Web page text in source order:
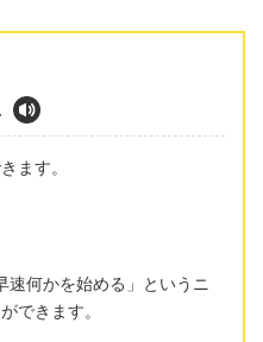
ます。
何かを始める」というニ
できます。